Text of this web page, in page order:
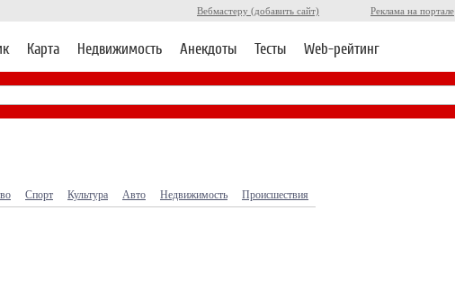
Вебмастеру (добавить сайт) Реклама на портале
Карта Недвижимость Анекдоты Тесты Web-рейтинг
Спорт Культура Авто Недвижимость Происшествия